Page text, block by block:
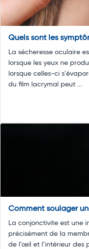
Quels sont les
La sécheresse oculaire
lorsque les yeux ne
lorsque celles-ci
du film lacrymal peut ...
Comment soulager
La conjonctivite est une
précisément de la
de l’œil et l’intérieur des